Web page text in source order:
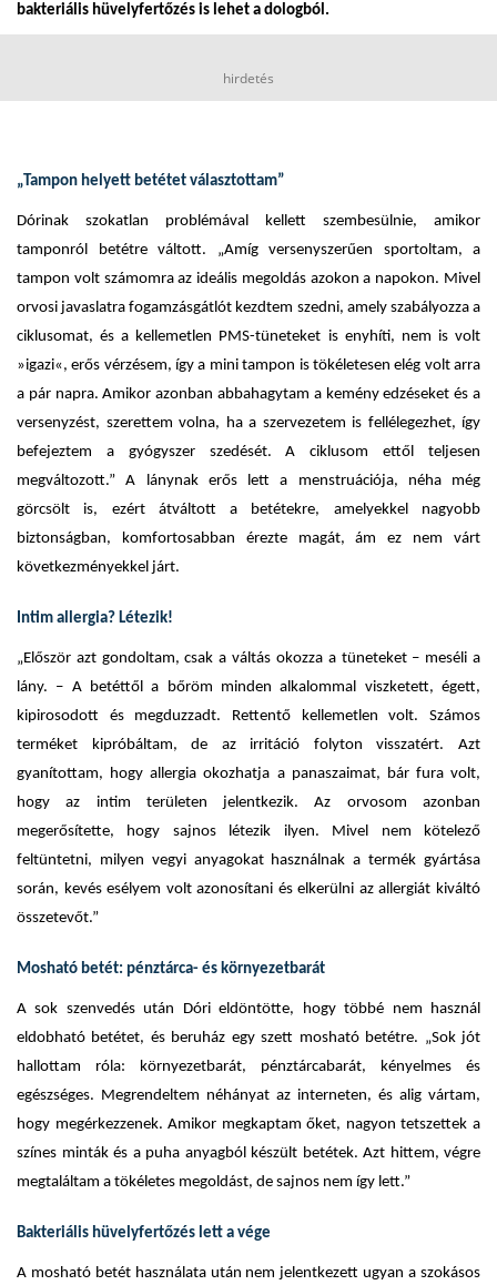
bakteriális hüvelyfertőzés is lehet a dologból.
hirdetés
„Tampon helyett betétet választottam”
Dórinak szokatlan problémával kellett szembesülnie, amikor
tamponról betétre váltott. „Amíg versenyszerűen sportoltam, a
tampon volt számomra az ideális megoldás azokon a napokon. Mivel
orvosi javaslatra fogamzásgátlót kezdtem szedni, amely szabályozza a
ciklusomat, és a kellemetlen PMS-tüneteket is enyhíti, nem is volt
»igazi«, erős vérzésem, így a mini tampon is tökéletesen elég volt arra
a pár napra. Amikor azonban abbahagytam a kemény edzéseket és a
versenyzést, szerettem volna, ha a szervezetem is fellélegezhet, így
befejeztem a gyógyszer szedését. A ciklusom ettől teljesen
megváltozott.” A lánynak erős lett a menstruációja, néha még
görcsölt is, ezért átváltott a betétekre, amelyekkel nagyobb
biztonságban, komfortosabban érezte magát, ám ez nem várt
következményekkel járt.
Intim allergia? Létezik!
„Először azt gondoltam, csak a váltás okozza a tüneteket – meséli a
lány. – A betéttől a bőröm minden alkalommal viszketett, égett,
kipirosodott és megduzzadt. Rettentő kellemetlen volt. Számos
terméket kipróbáltam, de az irritáció folyton visszatért. Azt
gyanítottam, hogy allergia okozhatja a panaszaimat, bár fura volt,
hogy az intim területen jelentkezik. Az orvosom azonban
megerősítette, hogy sajnos létezik ilyen. Mivel nem kötelező
feltüntetni, milyen vegyi anyagokat használnak a termék gyártása
során, kevés esélyem volt azonosítani és elkerülni az allergiát kiváltó
összetevőt.”
Mosható betét: pénztárca- és környezetbarát
A sok szenvedés után Dóri eldöntötte, hogy többé nem használ
eldobható betétet, és beruház egy szett mosható betétre. „Sok jót
hallottam róla: környezetbarát, pénztárcabarát, kényelmes és
egészséges. Megrendeltem néhányat az interneten, és alig vártam,
hogy megérkezzenek. Amikor megkaptam őket, nagyon tetszettek a
színes minták és a puha anyagból készült betétek. Azt hittem, végre
megtaláltam a tökéletes megoldást, de sajnos nem így lett.”
Bakteriális hüvelyfertőzés lett a vége
A mosható betét használata után nem jelentkezett ugyan a szokásos